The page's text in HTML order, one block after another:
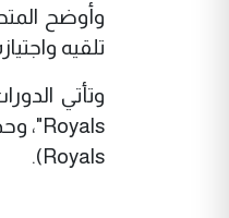
وأوضح
تلقيه
Royals).